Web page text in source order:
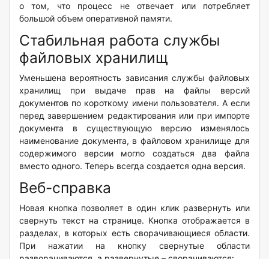
о том, что процесс не отвечает или потребляет
большой объем оперативной памяти.
Стабильная работа службы
файловых хранилищ
Уменьшена вероятность зависания службы файловых
хранилищ при выдаче прав на файлы версий
документов по короткому имени пользователя. А если
перед завершением редактирования или при импорте
документа в существующую версию изменялось
наименование документа, в файловом хранилище для
содержимого версии могло создаться два файла
вместо одного. Теперь всегда создается одна версия.
Веб-справка
Новая кнопка позволяет в один клик развернуть или
свернуть текст на странице. Кнопка отображается в
разделах, в которых есть сворачивающиеся области.
При нажатии на кнопку свернутые области